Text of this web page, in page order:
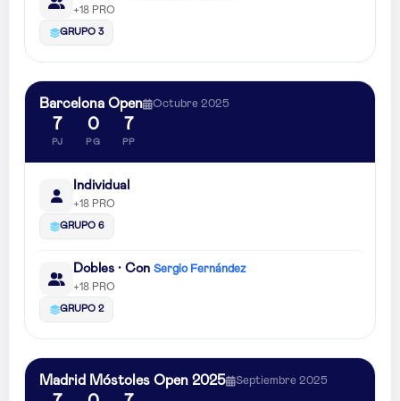
+18 PRO
GRUPO 3
Barcelona Open Octubre 2025
7
PJ
0
PG
7
PP
Individual
+18 PRO
GRUPO 6
Dobles · Con Sergio Fernández
+18 PRO
GRUPO 2
Madrid Móstoles Open 2025 Septiembre 2025